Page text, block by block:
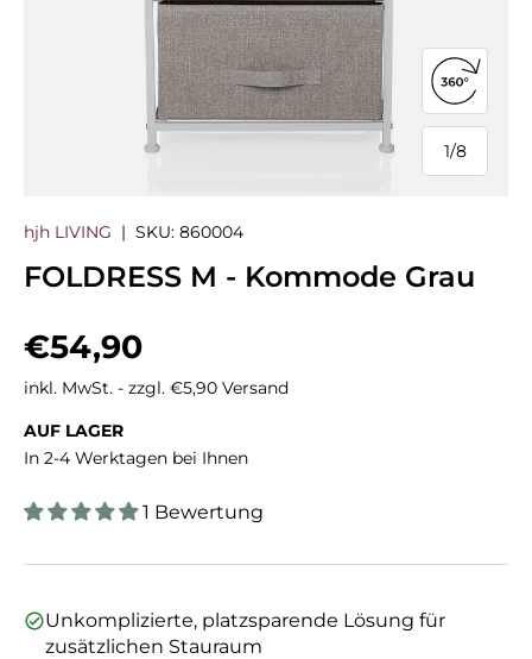
1/
von
8
360°-
hjh LIVING | SKU: 860004
FOLDRESS M - Kommode Grau
Normaler Preis
€54,90
inkl. MwSt. - zzgl. €5,90 Versand
AUF LAGER
In 2-4 Werktagen bei Ihnen
1 Bewertung
Unkomplizierte, platzsparende Lösung für
zusätzlichen Stauraum